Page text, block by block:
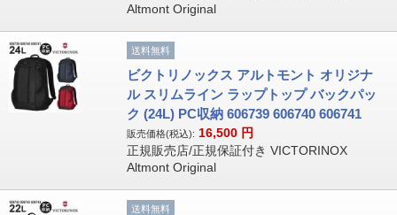
Altmont Original
送料無料
ビクトリノックス アルトモント オリジナ
ル スリムライン ラップトップ バックパッ
ク (24L) PC収納 606739 606740 606741
販売価格(税込): 16,500 円
正規販売店/正規保証付き VICTORINOX
Altmont Original
送料無料